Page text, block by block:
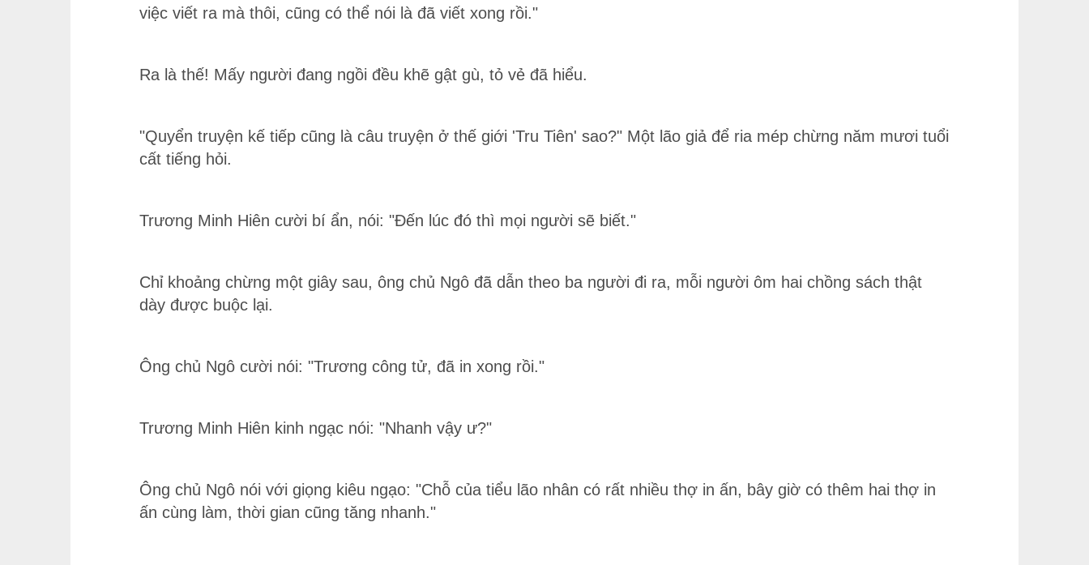
việc viết ra mà thôi, cũng có thể nói là đã viết xong rồi."
Ra là thế! Mấy người đang ngồi đều khẽ gật gù, tỏ vẻ đã hiểu.
"Quyển truyện kế tiếp cũng là câu truyện ở thế giới 'Tru Tiên' sao?" Một lão giả để ria mép chừng năm mươi tuổi
cất tiếng hỏi.
Trương Minh Hiên cười bí ẩn, nói: "Đến lúc đó thì mọi người sẽ biết."
Chỉ khoảng chừng một giây sau, ông chủ Ngô đã dẫn theo ba người đi ra, mỗi người ôm hai chồng sách thật
dày được buộc lại.
Ông chủ Ngô cười nói: "Trương công tử, đã in xong rồi."
Trương Minh Hiên kinh ngạc nói: "Nhanh vậy ư?"
Ông chủ Ngô nói với giọng kiêu ngạo: "Chỗ của tiểu lão nhân có rất nhiều thợ in ấn, bây giờ có thêm hai thợ in
ấn cùng làm, thời gian cũng tăng nhanh."